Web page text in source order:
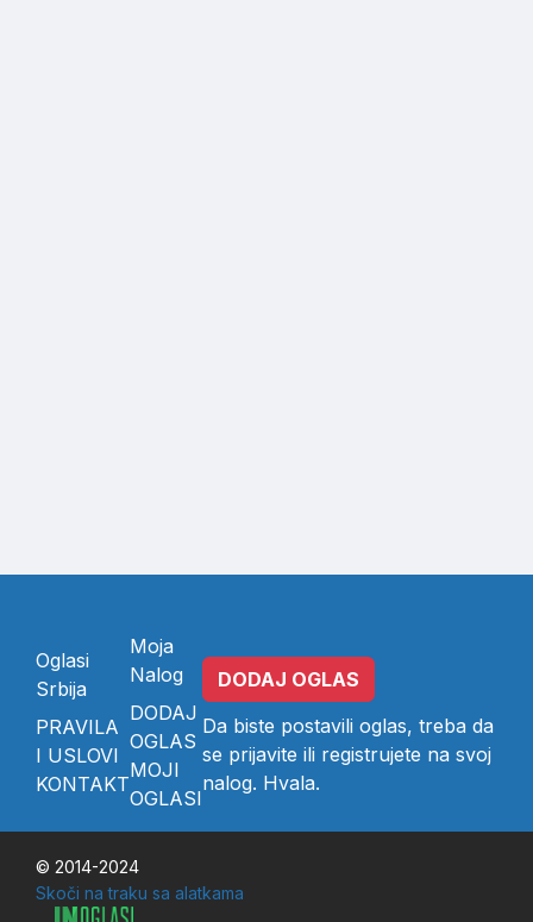
Oglasi
Srbija
PRAVILA
I USLOVI
KONTAKT
Moja
Nalog
DODAJ
OGLAS
MOJI
OGLASI
DODAJ OGLAS
Da biste postavili oglas, treba da
se prijavite ili registrujete na svoj
nalog. Hvala.
© 2014-2024
Skoči na traku sa alatkama